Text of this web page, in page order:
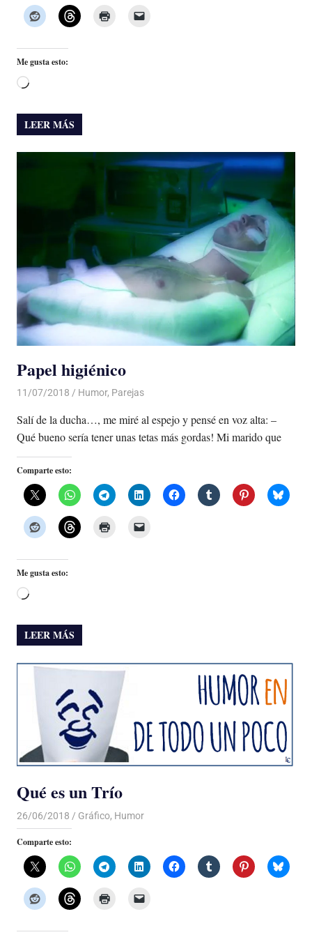
Me gusta esto:
Cargando...
LEER MÁS
Papel higiénico
11/07/2018 De todo un Poco
Humor, Parejas
Salí de la ducha…, me miré al espejo y pensé en voz alta: –
Qué bueno sería tener unas tetas más gordas! Mi marido que
Comparte esto:
Me gusta esto:
Cargando...
LEER MÁS
Qué es un Trío
26/06/2018 De todo un Poco
Gráfico, Humor
Comparte esto: